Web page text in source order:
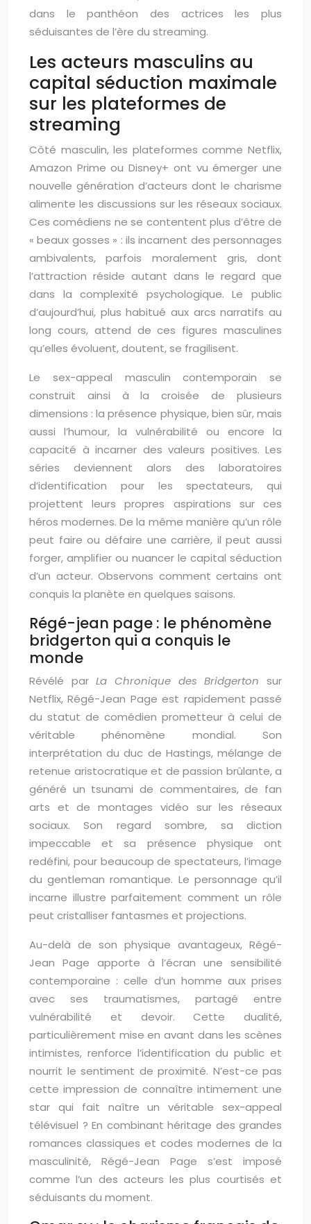
dans le panthéon des actrices les plus
séduisantes de l’ère du streaming.
Les acteurs masculins au
capital séduction maximale
sur les plateformes de
streaming
Côté masculin, les plateformes comme Netflix,
Amazon Prime ou Disney+ ont vu émerger une
nouvelle génération d’acteurs dont le charisme
alimente les discussions sur les réseaux sociaux.
Ces comédiens ne se contentent plus d’être de
« beaux gosses » : ils incarnent des personnages
ambivalents, parfois moralement gris, dont
l’attraction réside autant dans le regard que
dans la complexité psychologique. Le public
d’aujourd’hui, plus habitué aux arcs narratifs au
long cours, attend de ces figures masculines
qu’elles évoluent, doutent, se fragilisent.
Le sex-appeal masculin contemporain se
construit ainsi à la croisée de plusieurs
dimensions : la présence physique, bien sûr, mais
aussi l’humour, la vulnérabilité ou encore la
capacité à incarner des valeurs positives. Les
séries deviennent alors des laboratoires
d’identification pour les spectateurs, qui
projettent leurs propres aspirations sur ces
héros modernes. De la même manière qu’un rôle
peut faire ou défaire une carrière, il peut aussi
forger, amplifier ou nuancer le capital séduction
d’un acteur. Observons comment certains ont
conquis la planète en quelques saisons.
Régé-jean page : le phénomène
bridgerton qui a conquis le
monde
Révélé parLa Chronique des Bridgerton sur
Netflix, Régé-Jean Page est rapidement passé
du statut de comédien prometteur à celui de
véritable phénomène mondial. Son
interprétation du duc de Hastings, mélange de
retenue aristocratique et de passion brûlante, a
généré un tsunami de commentaires, de fan
arts et de montages vidéo sur les réseaux
sociaux. Son regard sombre, sa diction
impeccable et sa présence physique ont
redéfini, pour beaucoup de spectateurs, l’image
du gentleman romantique. Le personnage qu’il
incarne illustre parfaitement comment un rôle
peut cristalliser fantasmes et projections.
Au-delà de son physique avantageux, Régé-
Jean Page apporte à l’écran une sensibilité
contemporaine : celle d’un homme aux prises
avec ses traumatismes, partagé entre
vulnérabilité et devoir. Cette dualité,
particulièrement mise en avant dans les scènes
intimistes, renforce l’identification du public et
nourrit le sentiment de proximité. N’est-ce pas
cette impression de connaître intimement une
star qui fait naître un véritable sex-appeal
télévisuel ? En combinant héritage des grandes
romances classiques et codes modernes de la
masculinité, Régé-Jean Page s’est imposé
comme l’un des acteurs les plus courtisés et
séduisants du moment.